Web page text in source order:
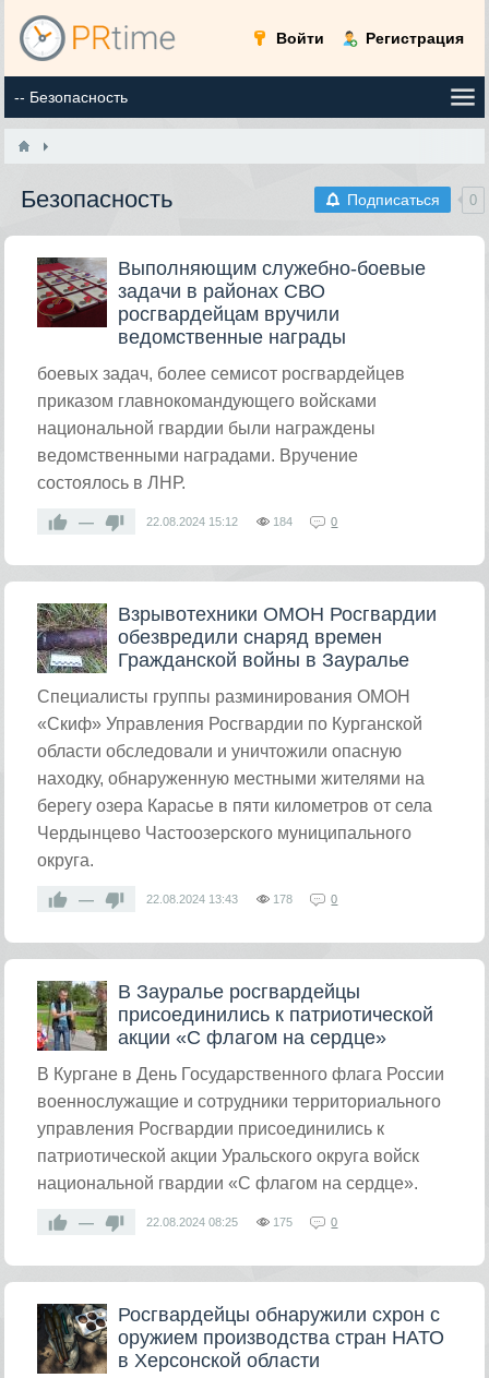
Войти Регистрация
Подписаться 0
Безопасность
Выполняющим служебно-боевые
задачи в районах СВО
росгвардейцам вручили
ведомственные награды
боевых задач, более семисот росгвардейцев
приказом главнокомандующего войсками
национальной гвардии были награждены
ведомственными наградами. Вручение
состоялось в ЛНР.
— 22.08.2024 15:12 184 0
Взрывотехники ОМОН Росгвардии
обезвредили снаряд времен
Гражданской войны в Зауралье
​Специалисты группы разминирования ОМОН
«Скиф» Управления Росгвардии по Курганской
области обследовали и уничтожили опасную
находку, обнаруженную местными жителями на
берегу озера Карасье в пяти километров от села
Чердынцево Частоозерского муниципального
округа.
— 22.08.2024 13:43 178 0
В Зауралье росгвардейцы
присоединились к патриотической
акции «С флагом на сердце»
​В Кургане в День Государственного флага России
военнослужащие и сотрудники территориального
управления Росгвардии присоединились к
патриотической акции Уральского округа войск
национальной гвардии «С флагом на сердце».
— 22.08.2024 08:25 175 0
Росгвардейцы обнаружили схрон с
оружием производства стран НАТО
в Херсонской области